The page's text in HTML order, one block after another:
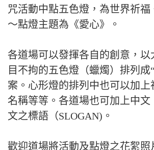
咒活動中點五色燈，為世界祈福
～點燈主題為《愛心》。
各道場可以發揮各自的創意，以
目不拘的五色燈（蠟燭）排列成
案。心形燈的排列中也可以加上
名稱等等。各道場也可加上中文
文之標語（SLOGAN)。
歡迎道場將活動及點燈之花絮照